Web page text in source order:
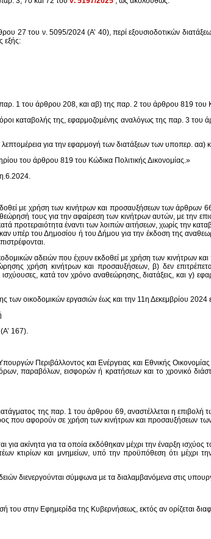
27 του ν. 5095/2024 (Α’ 40), περί εξουσιοδοτικών
εξής:
1 του άρθρου 208, και αβ) της παρ. 2 του άρθρου 819 του
καταβολής της, εφαρμοζομένης αναλόγως της παρ. 3 του
για την εφαρμογή των διατάξεων των υποπερ. αα)
του άρθρου 819 του Κώδικα Πολιτικής Δικονομίας.»
με χρήση των κινήτρων και προσαυξήσεων των άρθρων
τους για την αφαίρεση των κινήτρων αυτών, με την
προτεραιότητα έναντι των λοιπών αιτήσεων, χωρίς την
του Δημοσίου ή του Δήμου για την έκδοση της
αδειών που έχουν εκδοθεί με χρήση των κινήτρων
χρήση κινήτρων και προσαυξήσεων, β) δεν
κατά τον χρόνο αναθεώρησης, διατάξεις, και γ)
οικοδομικών εργασιών έως και την 11η Δεκεμβρίου 2024
167).
Περιβάλλοντος και Ενέργειας και Εθνικής Οικονομίας
παραβόλων, εισφορών ή κρατήσεων και το χρονικό
της παρ. 1 του άρθρου 69, αναστέλλεται η
που αφορούν σε χρήση των κινήτρων και προσαυξήσεων
ακίνητα για τα οποία εκδόθηκαν μέχρι την έναρξη ισχύος
κτιρίων και μνημείων, υπό την προϋπόθεση ότι μέχρι
διενεργούνται σύμφωνα με τα διαλαμβανόμενα στις
στην Εφημερίδα της Κυβερνήσεως, εκτός αν ορίζεται